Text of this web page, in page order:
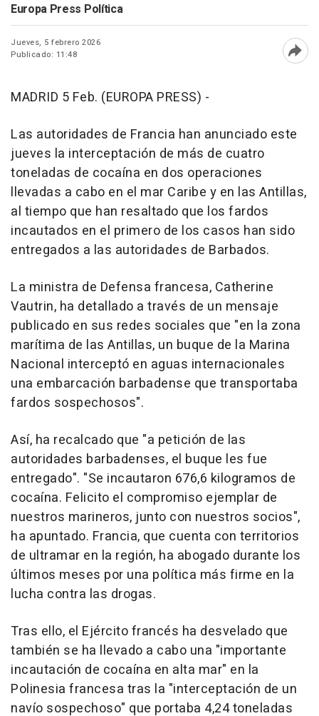
Europa Press Política
Jueves, 5 febrero 2026
Publicado: 11:48
MADRID 5 Feb. (EUROPA PRESS) -
Las autoridades de Francia han anunciado este
jueves la interceptación de más de cuatro
toneladas de cocaína en dos operaciones
llevadas a cabo en el mar Caribe y en las Antillas,
al tiempo que han resaltado que los fardos
incautados en el primero de los casos han sido
entregados a las autoridades de Barbados.
La ministra de Defensa francesa, Catherine
Vautrin, ha detallado a través de un mensaje
publicado en sus redes sociales que "en la zona
marítima de las Antillas, un buque de la Marina
Nacional interceptó en aguas internacionales
una embarcación barbadense que transportaba
fardos sospechosos".
Así, ha recalcado que "a petición de las
autoridades barbadenses, el buque les fue
entregado". "Se incautaron 676,6 kilogramos de
cocaína. Felicito el compromiso ejemplar de
nuestros marineros, junto con nuestros socios",
ha apuntado. Francia, que cuenta con territorios
de ultramar en la región, ha abogado durante los
últimos meses por una política más firme en la
lucha contra las drogas.
Tras ello, el Ejército francés ha desvelado que
también se ha llevado a cabo una "importante
incautación de cocaína en alta mar" en la
Polinesia francesa tras la "interceptación de un
navío sospechoso" que portaba 4,24 toneladas